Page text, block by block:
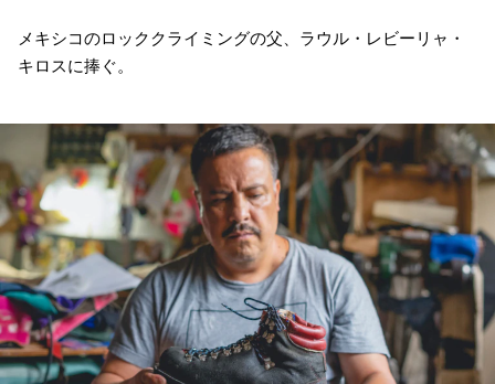
メキシコのロッククライミングの父、ラウル・レビーリャ・
キロスに捧ぐ。